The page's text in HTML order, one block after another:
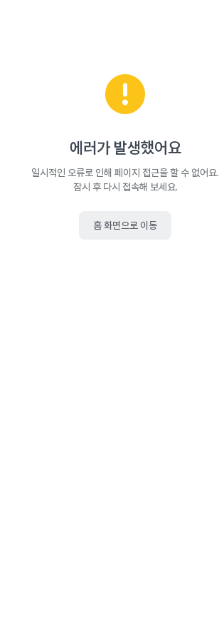
에러가 발생했어요
일시적인 오류로 인해 페이지 접근을 할 수 없어요.
잠시 후 다시 접속해 보세요.
홈 화면으로 이동